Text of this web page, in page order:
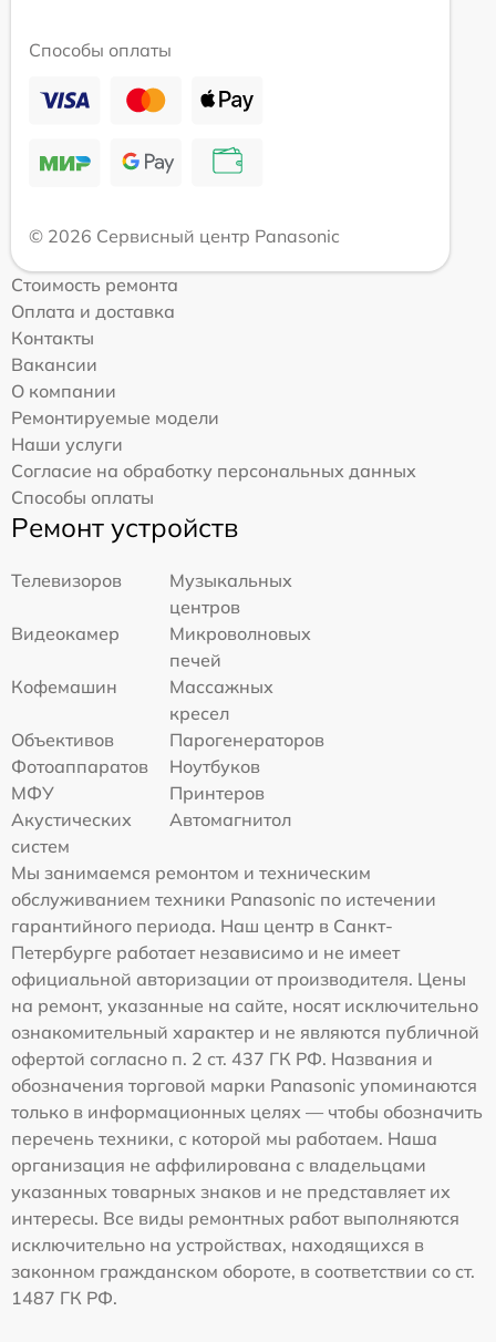
Способы оплаты
© 2026 Сервисный центр Panasonic
Стоимость ремонта
Оплата и доставка
Контакты
Вакансии
О компании
Ремонтируемые модели
Наши услуги
Согласие на обработку персональных данных
Способы оплаты
Ремонт устройств
Телевизоров
Музыкальных
центров
Видеокамер
Микроволновых
печей
Кофемашин
Массажных
кресел
Объективов
Парогенераторов
Фотоаппаратов
Ноутбуков
МФУ
Принтеров
Акустических
систем
Автомагнитол
Мы занимаемся ремонтом и техническим
обслуживанием техники Panasonic по истечении
гарантийного периода. Наш центр в Санкт-
Петербурге работает независимо и не имеет
официальной авторизации от производителя. Цены
на ремонт, указанные на сайте, носят исключительно
ознакомительный характер и не являются публичной
офертой согласно п. 2 ст. 437 ГК РФ. Названия и
обозначения торговой марки Panasonic упоминаются
только в информационных целях — чтобы обозначить
перечень техники, с которой мы работаем. Наша
организация не аффилирована с владельцами
указанных товарных знаков и не представляет их
интересы. Все виды ремонтных работ выполняются
исключительно на устройствах, находящихся в
законном гражданском обороте, в соответствии со ст.
1487 ГК РФ.